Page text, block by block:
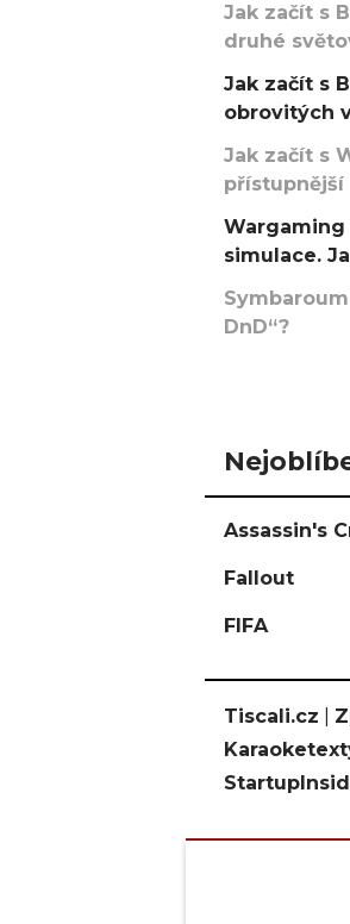
Jak začít s
druhé
Jak začít s
obrovitých
Jak začít s
přístupnější
Wargaming
simulace.
DnD“?
Assassin's
Fallout
FIFA
Tiscali.cz